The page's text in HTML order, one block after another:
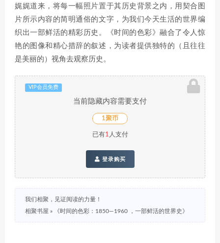
娓娓道来，将每一幅照片置于其历史背景之内，用契合图
片所示内容的简明通俗的文字，为我们今天生活的世界编
织出一部鲜活的精彩历史。《时间的色彩》融合了令人惊
艳的图像和精心措辞的叙述，为读者提供独特的（且往往
是美丽的）视角去观察历史。
VIP会员免费
当前隐藏内容需要支付
1聚币
已有1 人支付
登录购买
我们相聚，见证阅读的力量！
相聚书屋 » 《时间的色彩：1850—1960 ，一部鲜活的世界史》